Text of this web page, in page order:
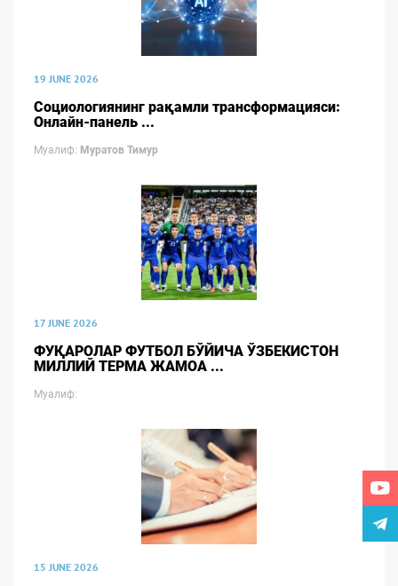
19 JUNE 2026
Социологиянинг рақамли трансформацияси:
Онлайн-панель ...
Муалиф: Муратов Тимур
17 JUNE 2026
ФУҚАРОЛАР ФУТБОЛ БЎЙИЧА ЎЗБЕКИСТОН
МИЛЛИЙ ТЕРМА ЖАМОА ...
Муалиф:
15 JUNE 2026